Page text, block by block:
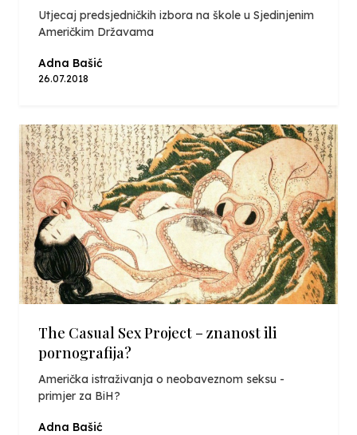
Utjecaj predsjedničkih izbora na škole u Sjedinjenim
Američkim Državama
Adna Bašić
26.07.2018
The Casual Sex Project – znanost ili
pornografija?
Američka istraživanja o neobaveznom seksu -
primjer za BiH?
Adna Bašić